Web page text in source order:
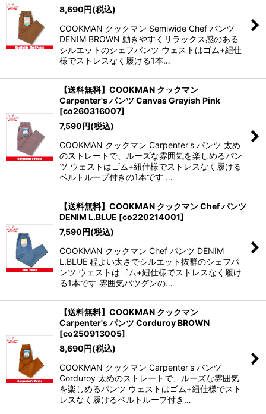
8,690円(税込)
COOKMAN クックマン Semiwide Chef パンツ
DENIM BROWN 動きやすくリラックス感のある
シルエットのシェフパンツ ウェストはゴム+紐仕
様でストレスなく履ける1本…
【送料無料】COOKMAN クックマン
Carpenter's パンツ Canvas Grayish Pink
[co260316007]
7,590円(税込)
COOKMAN クックマン Carpenter's パンツ 太め
のストレートで、ルーズな雰囲気を楽しめるパン
ツ ウェストはゴム+紐仕様でストレスなく履ける
ベルトループ付きの1本です …
【送料無料】COOKMAN クックマン Chef パンツ
DENIM L.BLUE [co220214001]
7,590円(税込)
COOKMAN クックマン Chef パンツ DENIM
L.BLUE 程よい太さでシルエット抜群のシェフパ
ンツ ウェストはゴム+紐仕様でストレスなく履け
る1本です 雰囲気バツグンの…
【送料無料】COOKMAN クックマン
Carpenter's パンツ Corduroy BROWN
[co250913005]
8,690円(税込)
COOKMAN クックマン Carpenter's パンツ
Corduroy 太めのストレートで、ルーズな雰囲気
を楽しめるパンツ ウェストはゴム+紐仕様でスト
レスなく履けるベルトループ付き…